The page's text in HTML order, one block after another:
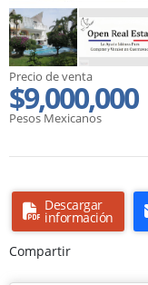
Precio de venta
$9,000,000
Pesos Mexicanos
Descargar
información
Compartir